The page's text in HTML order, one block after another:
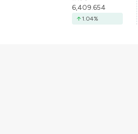
6,409.654
1.04%